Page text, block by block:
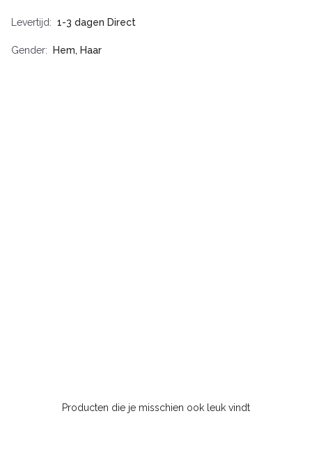
Levertijd 1-3 dagen Direct
Gender Hem, Haar
Producten die je misschien ook leuk vindt